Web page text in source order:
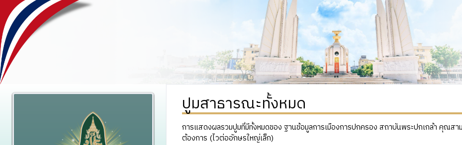
ปูมสาธารณะทั้งหมด
การแสดงผลรวมปูมที่มีทั้งหมดของ ฐานข้อมูลการเมืองการปกครอง สถาบันพระปกเกล้า คุณสา
ต้องการ (ไวต่ออักษรใหญ่เล็ก)